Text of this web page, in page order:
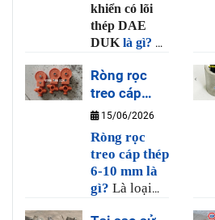
khiển có lõi
thép DAE
DUK là gì? Là
điều khiển cho
tay bấm cầu
trục có nhiều
sợi thép chịu
lực có khả
năng uốn dẻo
và chịu lực,
được dùng
Ròng rọc
treo cáp
thép 6-10
mm là gì?
15/06/2026
Ròng rọc
treo cáp thép
6-10 mm là
gì? Là loại